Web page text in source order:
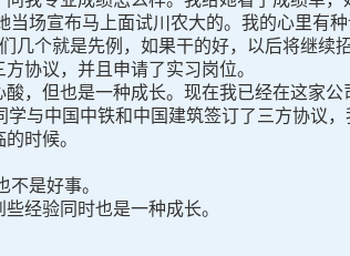
场宣布马上面试川农大的。我的心里有
几个就是先例，如果干的好，以后将继续
协议，并且申请了实习岗位。
但也是一种成长。现在我已经在这家公
与中国中铁和中国建筑签订了三方协议
时候。
是好事。
经验同时也是一种成长。